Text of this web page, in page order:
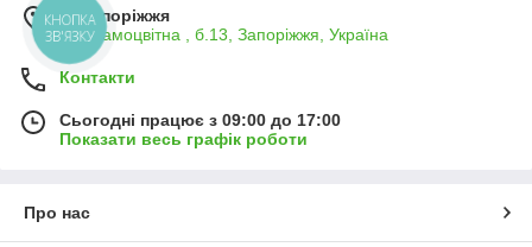
м. Запоріжжя
вул.Самоцвітна , б.13, Запоріжжя, Україна
Контакти
Сьогодні працює з 09:00 до 17:00
Показати весь графік роботи
Про нас
КНОПКА
ЗВ'ЯЗКУ